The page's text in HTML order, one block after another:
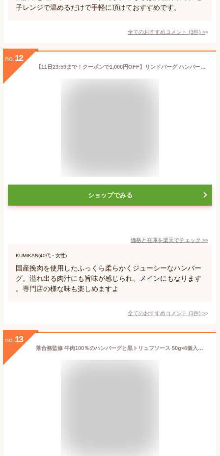
子レンジで温めるだけで手軽に頂けておすすめです。
全てのおすすめコメント (3件) >
no. 12
【11日23:59まで！クーポンで1,000円OFF】リンドバーグ ハンバーグ 12個 お取り寄せ グルメ 冷凍 国産 ひき肉 合挽 九州 惣菜 お惣菜 湯せん 温めるだけギフト お中元 お祝い 内祝い 誕生日 お取り寄せ
ショップでみる
価格と在庫を楽天でチェック >>
KUMIKAN(40代・女性)
国産挽肉を使用したふっくら柔らかくジューシーなハンバー
グ。溢れ出る肉汁にも旨味が感じられ、メインにもなります
。専門店の様な味も楽しめますよ
全てのおすすめコメント (1件) >
no. 13
落合務監修 牛肉100％のハンバーグと黒トリュフソース 50g×6個入り お取り寄せ 通販 プレゼント ギフト おすすめ 冷凍【送料無料】 お中元 御中元 中元